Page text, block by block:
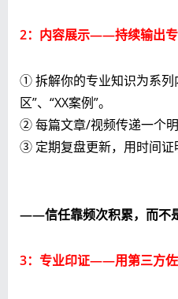
2：内容展示——持续输出
① 拆解你的专业知识为系列
区”、“XX案例”。
② 每篇文章/视频传递一个明
③ 定期复盘更新，用时间证
——信任靠频次积累，而不
3：专业印证——用第三方